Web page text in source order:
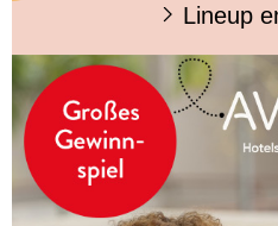
Lineup